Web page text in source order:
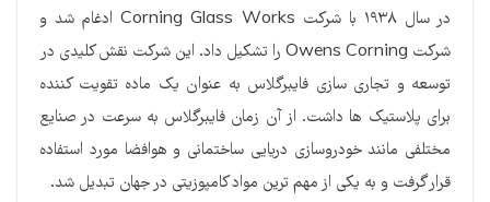
در سال ۱۹۳۸ با شرکت Corning Glass Works ادغام شد و
شرکت Owens Corning را تشکیل داد. این شرکت نقش کلیدی در
توسعه و تجاری سازی فایبرگلاس به عنوان یک ماده تقویت کننده
برای پلاستیک ها داشت. از آن زمان فایبرگلاس به سرعت در صنایع
مختلفی مانند خودروسازی دریایی ساختمانی و هوافضا مورد استفاده
قرار گرفت و به یکی از مهم ترین مواد کامپوزیتی در جهان تبدیل شد.